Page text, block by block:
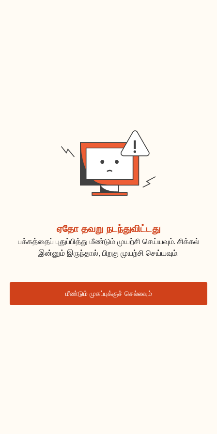
ஏதோ தவறு நடந்துவிட்டது
பக்கத்தைப் புதுப்பித்து மீண்டும் முயற்சி செய்யவும். சிக்கல்
இன்னும் இருந்தால், பிறகு முயற்சி செய்யவும்.
மீண்டும் முகப்புக்குச் செல்லவும்